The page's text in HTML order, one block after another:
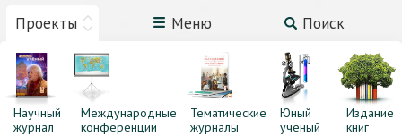
Проекты Меню Поиск
Научный
журнал
Международные
конференции
Тематические
журналы
Юный
ученый
Издание
книг